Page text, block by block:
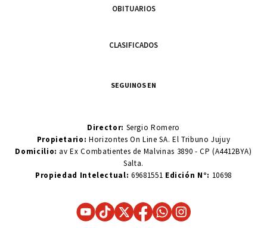
OBITUARIOS
CLASIFICADOS
SEGUINOS EN
Director: Sergio Romero
Propietario:Horizontes On Line SA. El Tribuno Jujuy
Domicilio: av Ex Combatientes de Malvinas 3890 - CP (A4412BYA)
Salta.
Propiedad Intelectual: 69681551 Edición N°: 10698